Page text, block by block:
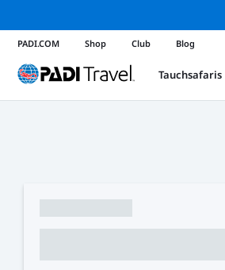
PADI.COM Shop Club Blog
Tauchsafaris